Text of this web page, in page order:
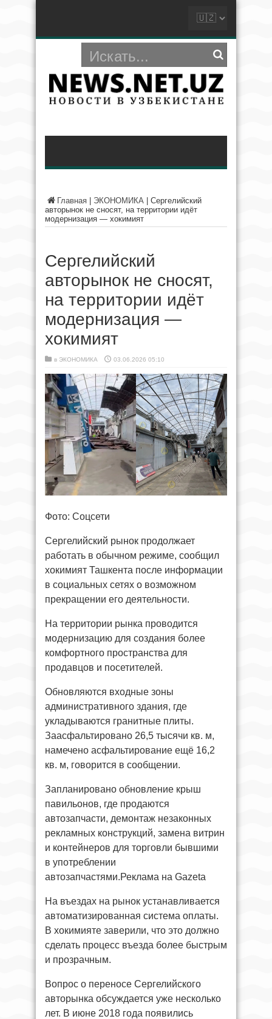
Главная ЭКОНОМИКА
Сергелийский
авторынок не сносят, на территории идёт
модернизация — хокимият
Сергелийский
авторынок не сносят,
на территории идёт
модернизация —
хокимият
в ЭКОНОМИКА 03.06.2026 05:10
Фото: Соцсети
Сергелийский рынок продолжает
работать в обычном режиме, сообщил
хокимият Ташкента после информации
в социальных сетях о возможном
прекращении его деятельности.
На территории рынка проводится
модернизацию для создания более
комфортного пространства для
продавцов и посетителей.
Обновляются входные зоны
административного здания, где
укладываются гранитные плиты.
Заасфальтировано 26,5 тысячи кв. м,
намечено асфальтирование ещё 16,2
кв. м, говорится в сообщении.
Запланировано обновление крыш
павильонов, где продаются
автозапчасти, демонтаж незаконных
рекламных конструкций, замена витрин
и контейнеров для торговли бывшими
в употреблении
автозапчастями.Реклама на Gazeta
На въездах на рынок устанавливается
автоматизированная система оплаты.
В хокимияте заверили, что это должно
сделать процесс въезда более быстрым
и прозрачным.
Вопрос о переносе Сергелийского
авторынка обсуждается уже несколько
лет. В июне 2018 года появились